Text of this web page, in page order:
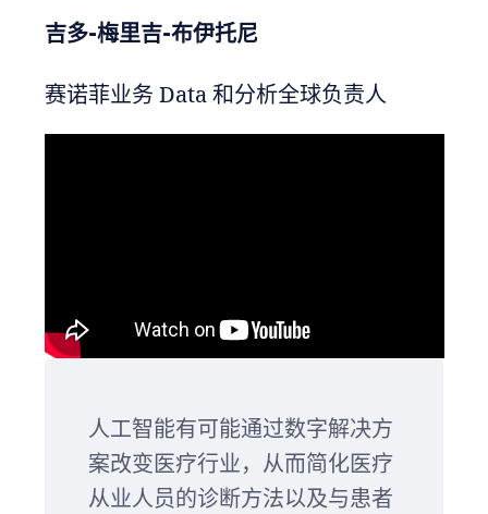
吉多-梅里吉-布伊托尼
赛诺菲业务 Data 和分析全球负责人
人工智能有可能通过数字解决方
案改变医疗行业，从而简化医疗
从业人员的诊断方法以及与患者